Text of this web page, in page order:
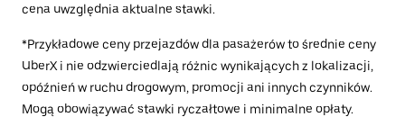
cena uwzględnia aktualne stawki.
*Przykładowe ceny przejazdów dla pasażerów to średnie ceny
UberX i nie odzwierciedlają różnic wynikających z lokalizacji,
opóźnień w ruchu drogowym, promocji ani innych czynników.
Mogą obowiązywać stawki ryczałtowe i minimalne opłaty.